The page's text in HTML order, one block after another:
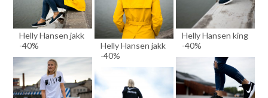
Helly Hansen jakk
-40%
Helly Hansen king
-40%
Helly Hansen jakk
-40%